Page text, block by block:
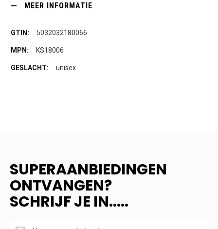
MEER INFORMATIE
5032032180066
KS18006
unisex
SUPERAANBIEDINGEN
ONTVANGEN?
SCHRIJF JE IN.....